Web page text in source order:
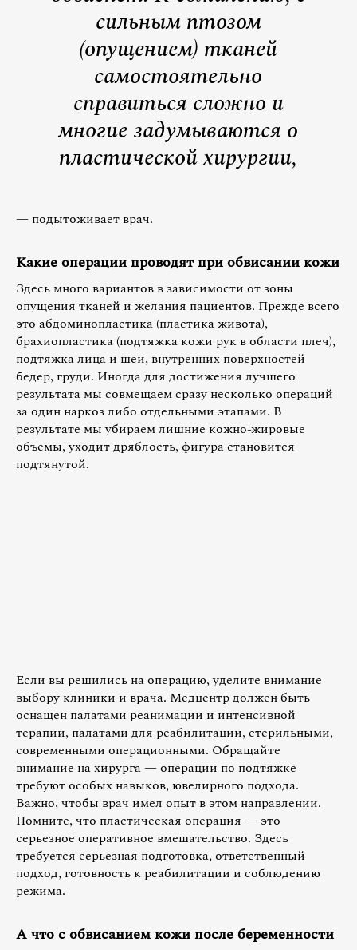
сильным птозом
(опущением) тканей
самостоятельно
справиться сложно и
многие задумываются о
пластической хирургии,
— подытоживает врач.
Какие операции проводят при обвисании кожи
Здесь много вариантов в зависимости от зоны
опущения тканей и желания пациентов. Прежде всего
это абдоминопластика (пластика живота),
брахиопластика (подтяжка кожи рук в области плеч),
подтяжка лица и шеи, внутренних поверхностей
бедер, груди. Иногда для достижения лучшего
результата мы совмещаем сразу несколько операций
за один наркоз либо отдельными этапами. В
результате мы убираем лишние кожно-жировые
объемы, уходит дряблость, фигура становится
подтянутой.
Если вы решились на операцию, уделите внимание
выбору клиники и врача. Медцентр должен быть
оснащен палатами реанимации и интенсивной
терапии, палатами для реабилитации, стерильными,
современными операционными. Обращайте
внимание на хирурга — операции по подтяжке
требуют особых навыков, ювелирного подхода.
Важно, чтобы врач имел опыт в этом направлении.
Помните, что пластическая операция — это
серьезное оперативное вмешательство. Здесь
требуется серьезная подготовка, ответственный
подход, готовность к реабилитации и соблюдению
режима.
А что с обвисанием кожи после беременности